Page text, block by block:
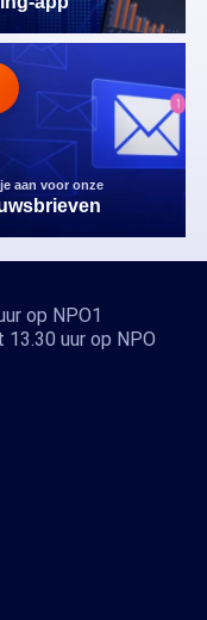
aan voor onze
op NPO1
uur op NPO